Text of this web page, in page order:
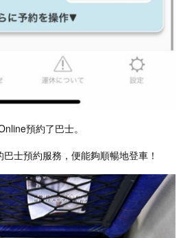
預約了巴士。
巴士預約服務，便能夠順暢地登車！